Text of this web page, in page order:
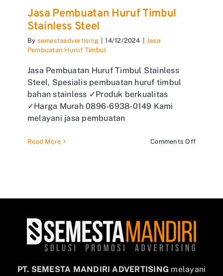
Jasa Pembuatan Huruf Timbul
Stainless Steel
By semestaadvertising 14/12/2024
Jasa
Pembuatan Huruf Timbul
Jasa Pembuatan Huruf Timbul Stainless
Steel, Spesialis pembuatan huruf timbul
bahan stainless ✓Produk berkualitas
✓Harga Murah 0896-6938-0149 Kami
melayani jasa pembuatan
Read More Comments Offon
Steel
PT. SEMESTA MANDIRI ADVERTISING melayani